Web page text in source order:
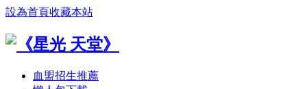
設為首頁收藏本站
血盟招生推薦